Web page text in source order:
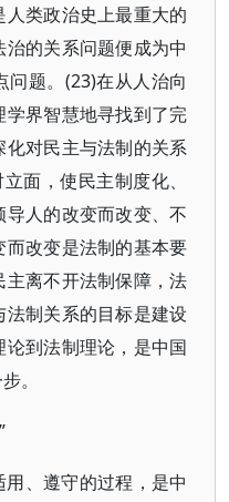
类政治史上最重大的
的关系问题便成为中
问题。(23)在从人治向
界智慧地寻找到了完
对民主与法制的关系
面，使民主制度化、
人的改变而改变、不
改变是法制的基本要
离不开法制保障，法
制关系的目标是建设
到法制理论，是中国
。
、遵守的过程，是中